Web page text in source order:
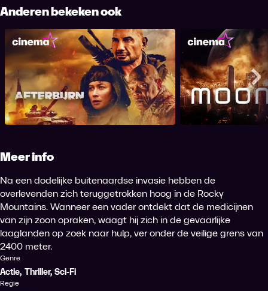
Anderen bekeken ook
Afterburn
Meer info
Na een dodelijke buitenaardse invasie hebben de
overlevenden zich teruggetrokken hoog in de Rocky
Mountains. Wanneer een vader ontdekt dat de medicijnen
van zijn zoon opraken, waagt hij zich in de gevaarlijke
laaglanden op zoek naar hulp, ver onder de veilige grens van
2400 meter.
Genre
Actie, Thriller, Sci-Fi
Regie